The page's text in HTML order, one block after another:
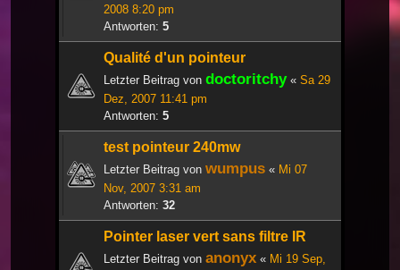
2008 8:20 pm
Antworten: 5
Qualité d'un pointeur
Letzter Beitrag von doctoritchy« Sa 29
Dez, 2007 11:41 pm
Antworten: 5
test pointeur 240mw
Letzter Beitrag von wumpus « Mi 07
Nov, 2007 3:31 am
Antworten: 32
Pointer laser vert sans filtre IR
Letzter Beitrag von anonyx « Mi 19 Sep,